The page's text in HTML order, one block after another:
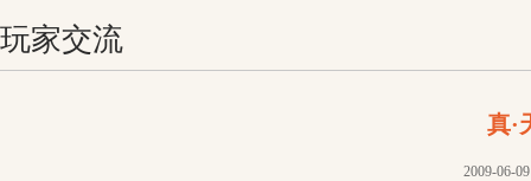
玩家交流
真·
2009-06-09